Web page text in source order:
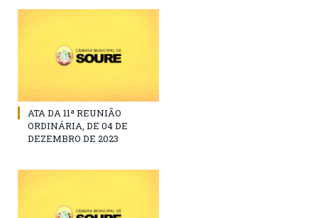
ATA DA 11ª REUNIÃO
ORDINÁRIA, DE 04 DE
DEZEMBRO DE 2023